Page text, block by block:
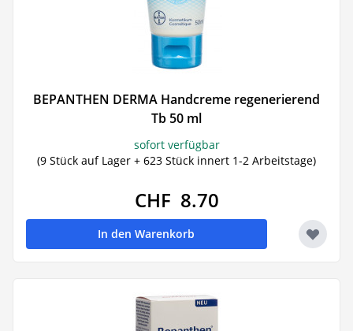
BEPANTHEN DERMA Handcreme regenerierend
Tb 50 ml
sofort verfügbar
(9 Stück auf Lager + 623 Stück innert 1-2 Arbeitstage)
CHF 8.70
In den Warenkorb